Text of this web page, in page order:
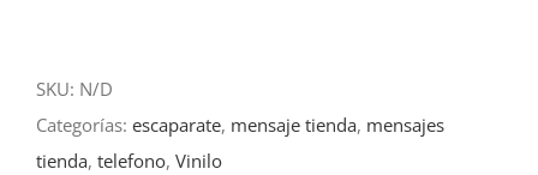
2
cantidad
SKU: N/D
Categorías: escaparate, mensaje tienda, mensajes
tienda, telefono, Vinilo